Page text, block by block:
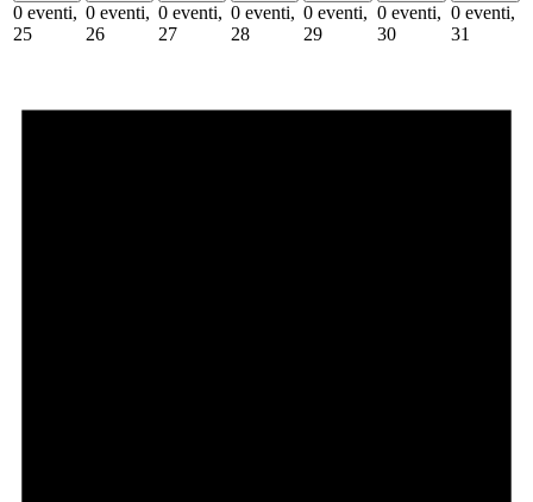
0 eventi,
25
0 eventi,
26
0 eventi,
27
0 eventi,
28
0 eventi,
29
0 eventi,
30
0 eventi,
31